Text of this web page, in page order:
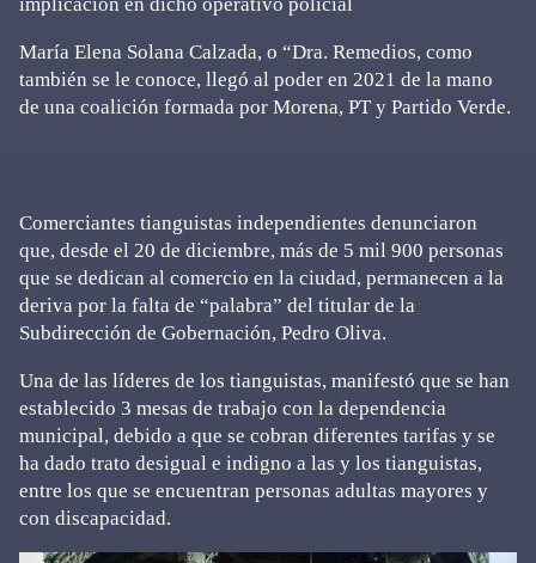
María Elena Solana Calzada, o “Dra. Remedios, como
también se le conoce, llegó al poder en 2021 de la mano
de una coalición formada por Morena, PT y Partido Verde.
Comerciantes tianguistas independientes denunciaron
que, desde el 20 de diciembre, más de 5 mil 900 personas
que se dedican al comercio en la ciudad, permanecen a la
deriva por la falta de “palabra” del titular de la
Subdirección de Gobernación, Pedro Oliva.
Una de las líderes de los tianguistas, manifestó que se han
establecido 3 mesas de trabajo con la dependencia
municipal, debido a que se cobran diferentes tarifas y se
ha dado trato desigual e indigno a las y los tianguistas,
entre los que se encuentran personas adultas mayores y
con discapacidad.